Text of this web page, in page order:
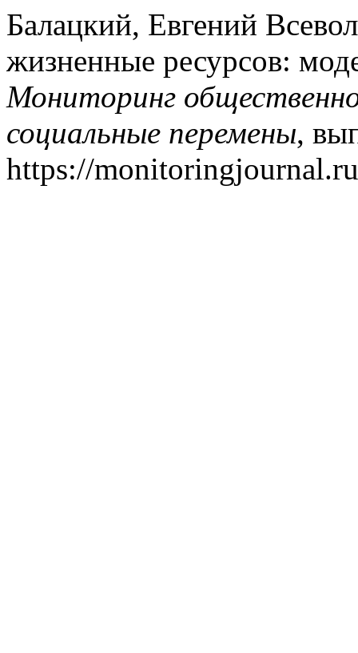
Балацкий, Евгений
жизненные ресурсов:
Мониторинг
социальные перемены,
https://